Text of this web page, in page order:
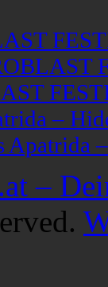
–
Apatrida
–